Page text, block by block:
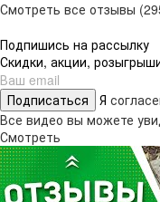
Смотреть все отзывы
Подпишись на рассылку
Скидки, акции,
Подписаться Я
Все видео вы можете
Смотреть